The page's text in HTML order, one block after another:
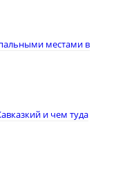
местами в
и чем туда